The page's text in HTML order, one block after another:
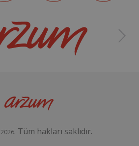
2026. Tüm hakları saklıdır.